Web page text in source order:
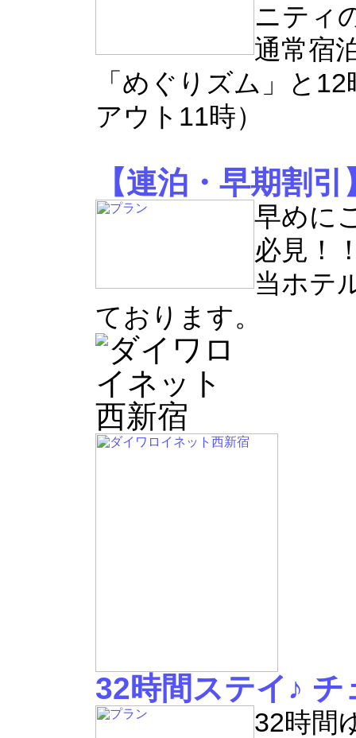
ニティ
通常宿
「めぐりズム」と
アウト11時）
【連泊・早期割
早めに
必見！
当ホテ
ております。
32時間ステイ♪
32時間